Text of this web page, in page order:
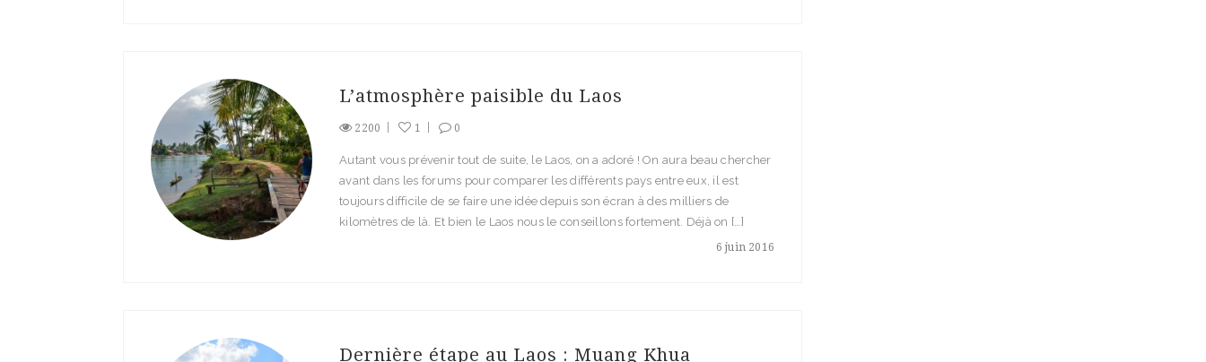
L’atmosphère paisible du Laos
2200 1 0
6 juin 2016
Autant vous prévenir tout de suite, le Laos, on a adoré ! On aura beau chercher
avant dans les forums pour comparer les différents pays entre eux, il est
toujours difficile de se faire une idée depuis son écran à des milliers de
kilomètres de là. Et bien le Laos nous le conseillons fortement. Déjà on […]
Dernière étape au Laos : Muang Khua